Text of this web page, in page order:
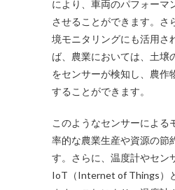
により、車両のパフォーマ
させることができます。さ
境モニタリングにも活用さ
ば、農業においては、土壌
をセンサーが検知し、農作
することができます。
このようなセンサーによる
率的な農業生産や資源の節
す。さらに、温度計やセン
IoT（Internet of Things）